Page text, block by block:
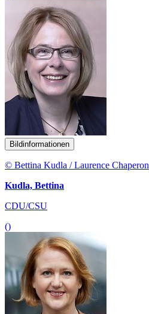
Bildinformationen
© Bettina Kudla / Laurence Chaperon
Kudla, Bettina
CDU/CSU
()